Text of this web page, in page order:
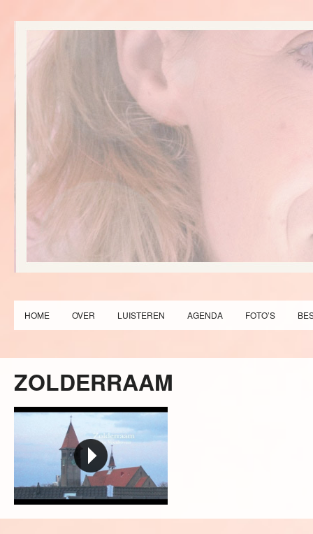
HOME OVER LUISTEREN AGENDA FOTO’S
ZOLDERRAAM